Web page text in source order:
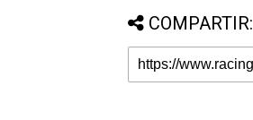
COMPARTIR: